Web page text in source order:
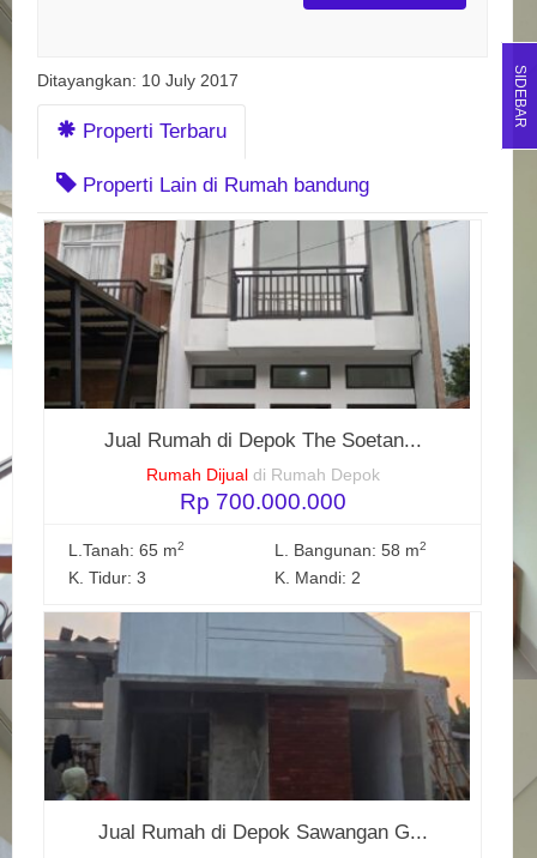
Ditayangkan: 10 July 2017
Properti Terbaru
Properti Lain di Rumah bandung
Jual Rumah di Depok The Soetan...
Rumah Dijual di Rumah Depok
Rp 700.000.000
L.Tanah: 65 m2 L. Bangunan: 58 m2
K. Tidur: 3 K. Mandi: 2
Jual Rumah di Depok Sawangan G...
SIDEBAR